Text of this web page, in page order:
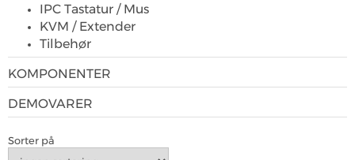
IPC Tastatur / Mus
KVM / Extender
Tilbehør
KOMPONENTER
DEMOVARER
Sorter på